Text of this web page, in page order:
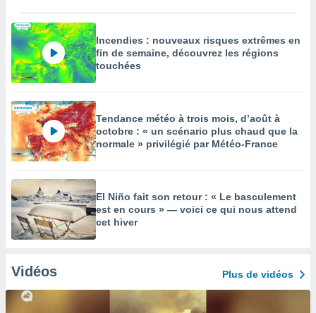
Incendies : nouveaux risques extrêmes en
fin de semaine, découvrez les régions
touchées
Tendance météo à trois mois, d’août à
octobre : « un scénario plus chaud que la
normale » privilégié par Météo-France
El Niño fait son retour : « Le basculement
est en cours » — voici ce qui nous attend
cet hiver
Vidéos Plus de vidéos